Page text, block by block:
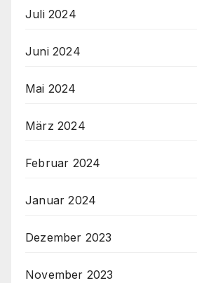
Juli 2024
Juni 2024
Mai 2024
März 2024
Februar 2024
Januar 2024
Dezember 2023
November 2023